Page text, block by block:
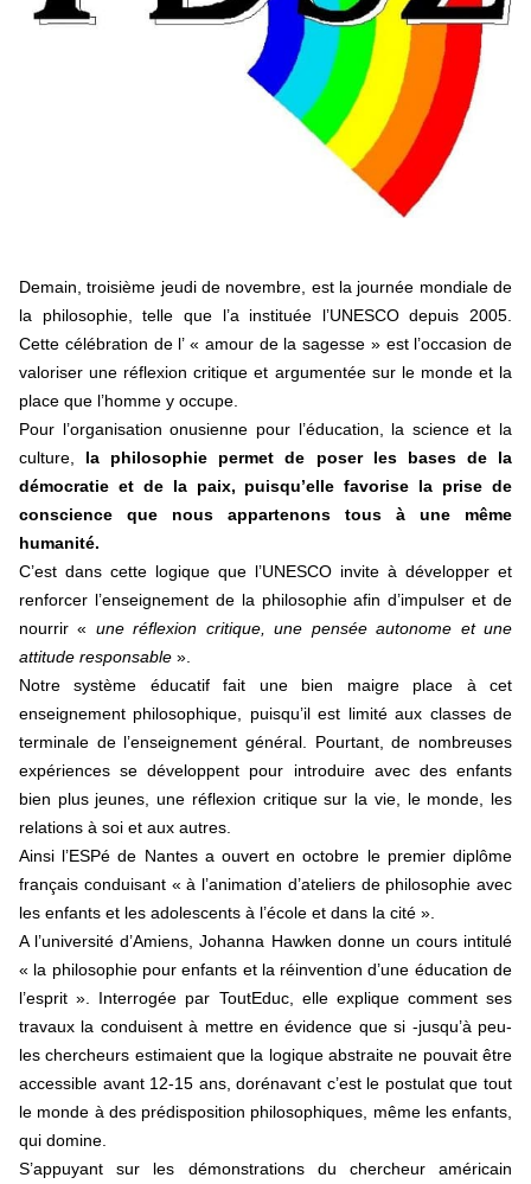
En Hongrie, le conservateur Peter Magyar et son parti
Tisza "Respect et liberté" ont remporté une large victoire,
contre le premier ministre sortant, Viktor Orban,…
Demain, troisième jeudi de novembre, est la journée mondiale de
la philosophie, telle que l’a instituée l’UNESCO depuis 2005.
Cette célébration de l’ « amour de la sagesse » est l’occasion de
valoriser une réflexion critique et argumentée sur le monde et la
place que l’homme y occupe.
Pour l’organisation onusienne pour l’éducation, la science et la
culture, la philosophie permet de poser les bases de la
démocratie et de la paix, puisqu’elle favorise la prise de
conscience que nous appartenons tous à une même
humanité.
C’est dans cette logique que l’UNESCO invite à développer et
renforcer l’enseignement de la philosophie afin d’impulser et de
nourrir « une réflexion critique, une pensée autonome et une
attitude responsable ».
Notre système éducatif fait une bien maigre place à cet
enseignement philosophique, puisqu’il est limité aux classes de
terminale de l’enseignement général. Pourtant, de nombreuses
expériences se développent pour introduire avec des enfants
bien plus jeunes, une réflexion critique sur la vie, le monde, les
relations à soi et aux autres.
Ainsi l’ESPé de Nantes a ouvert en octobre le premier diplôme
français conduisant « à l’animation d’ateliers de philosophie avec
les enfants et les adolescents à l’école et dans la cité ».
A l’université d’Amiens, Johanna Hawken donne un cours intitulé
« la philosophie pour enfants et la réinvention d’une éducation de
l’esprit ». Interrogée par ToutEduc, elle explique comment ses
travaux la conduisent à mettre en évidence que si -jusqu’à peu-
les chercheurs estimaient que la logique abstraite ne pouvait être
accessible avant 12-15 ans, dorénavant c’est le postulat que tout
le monde à des prédisposition philosophiques, même les enfants,
qui domine.
S’appuyant sur les démonstrations du chercheur américain